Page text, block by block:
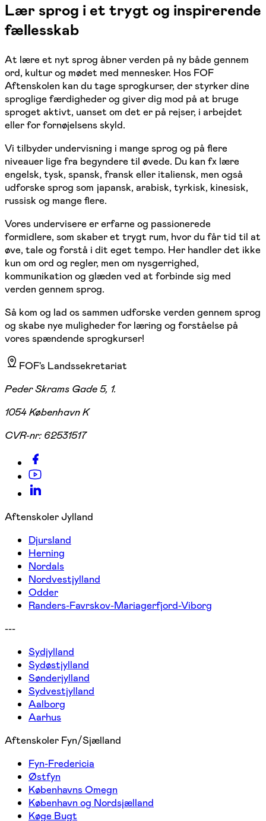
Lær sprog i et trygt og inspirerende
fællesskab
At lære et nyt sprog åbner verden på ny både gennem
ord, kultur og mødet med mennesker. Hos FOF
Aftenskolen kan du tage sprogkurser, der styrker dine
sproglige færdigheder og giver dig mod på at bruge
sproget aktivt, uanset om det er på rejser, i arbejdet
eller for fornøjelsens skyld.
Vi tilbyder undervisning i mange sprog og på flere
niveauer lige fra begyndere til øvede. Du kan fx lære
engelsk, tysk, spansk, fransk eller italiensk, men også
udforske sprog som japansk, arabisk, tyrkisk, kinesisk,
russisk og mange flere.
Vores undervisere er erfarne og passionerede
formidlere, som skaber et trygt rum, hvor du får tid til at
øve, tale og forstå i dit eget tempo. Her handler det ikke
kun om ord og regler, men om nysgerrighed,
kommunikation og glæden ved at forbinde sig med
verden gennem sprog.
Så kom og lad os sammen udforske verden gennem sprog
og skabe nye muligheder for læring og forståelse på
vores spændende sprogkurser!
FOF's Landssekretariat
Peder Skrams Gade 5, 1.
1054 København K
CVR-nr: 62531517
Aftenskoler Jylland
Djursland
Herning
Nordals
Nordvestjylland
Odder
Randers-Favrskov-Mariagerfjord-Viborg
---
Sydjylland
Sydøstjylland
Sønderjylland
Sydvestjylland
Aalborg
Aarhus
Aftenskoler Fyn/Sjælland
Fyn-Fredericia
Østfyn
Københavns Omegn
København og Nordsjælland
Køge Bugt